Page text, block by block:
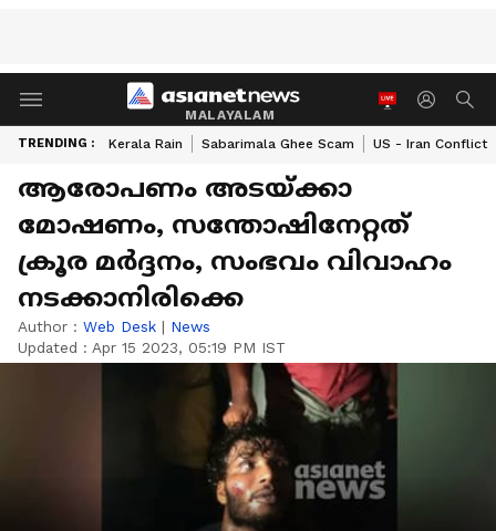
MALAYALAM
TRENDING : Kerala Rain Sabarimala Ghee Scam US - Iran Conflict
ആരോപണം അ‌ടയ്ക്കാ
മോഷണം, സന്തോഷിനേറ്റത്
ക്രൂര മർദ്ദനം, സംഭവം വിവാഹം
നടക്കാനിരിക്കെ
Author : Web Desk | News
Updated : Apr 15 2023, 05:19 PM IST